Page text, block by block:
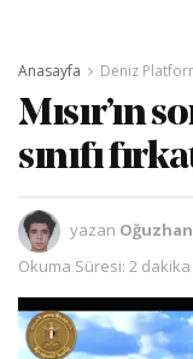
Anasayfa Deniz
Mısır’ın
sınıfı
yazan
Okuma Süresi: 2